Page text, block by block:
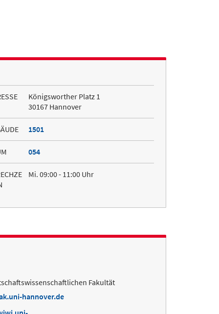
Königsworther Platz 1
30167 Hannover
1501
054
Mi. 09:00 - 11:00 Uhr
Fakultät
hannover.de